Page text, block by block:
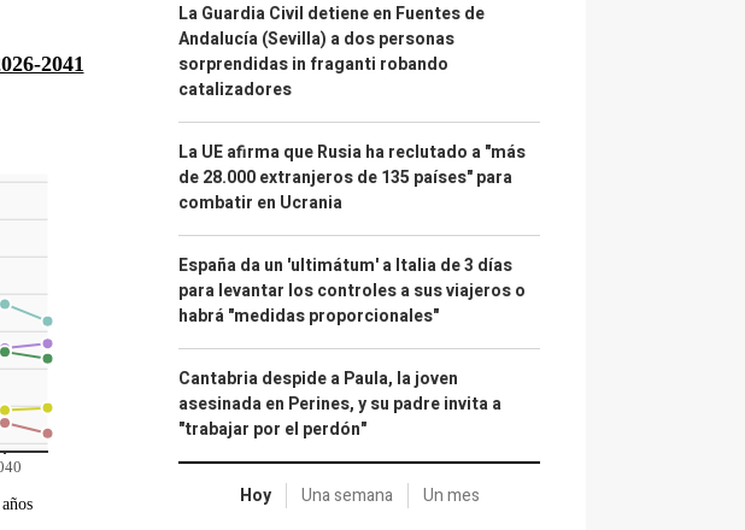
La Guardia Civil detiene en Fuentes de
Andalucía (Sevilla) a dos personas
sorprendidas in fraganti robando
catalizadores
La UE afirma que Rusia ha reclutado a "más
de 28.000 extranjeros de 135 países" para
combatir en Ucrania
España da un 'ultimátum' a Italia de 3 días
para levantar los controles a sus viajeros o
habrá "medidas proporcionales"
Cantabria despide a Paula, la joven
asesinada en Perines, y su padre invita a
"trabajar por el perdón"
Hoy Una semana Un mes